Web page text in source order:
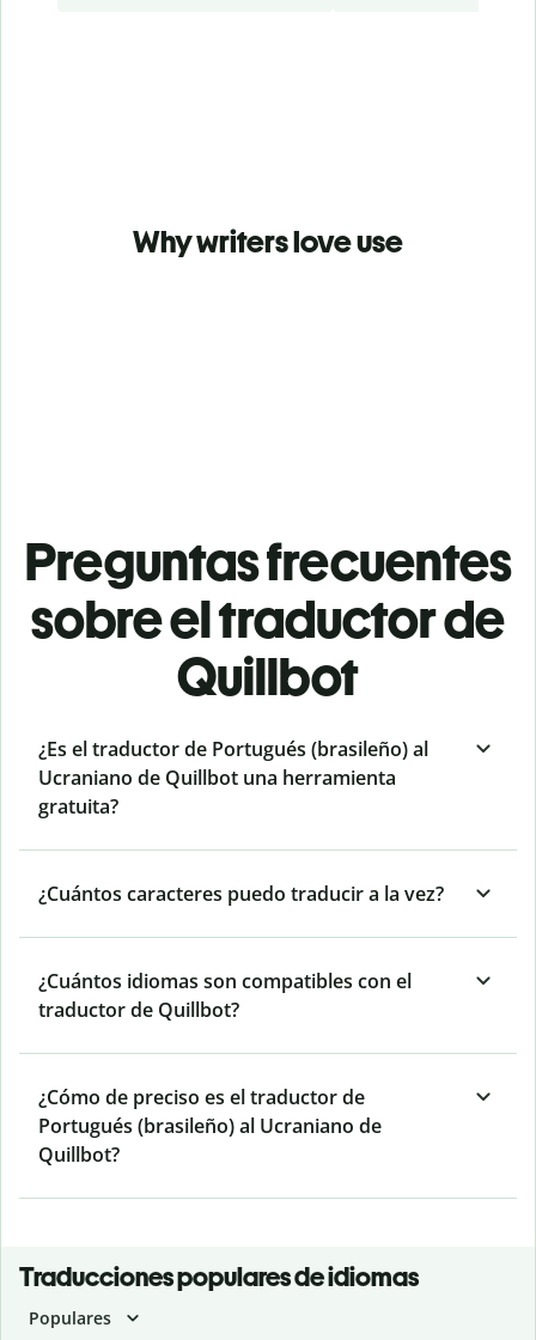
Why writers love use
Preguntas frecuentes
sobre el traductor de
Quillbot
¿Es el traductor de Portugués (brasileño) al
Ucraniano de Quillbot una herramienta
gratuita?
¿Cuántos caracteres puedo traducir a la vez?
¿Cuántos idiomas son compatibles con el
traductor de Quillbot?
¿Cómo de preciso es el traductor de
Portugués (brasileño) al Ucraniano de
Quillbot?
Traducciones populares de idiomas
Populares